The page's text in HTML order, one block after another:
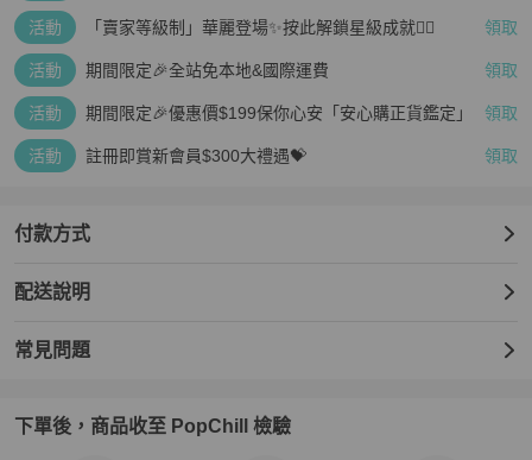
活動 「賣家等級制」華麗登場✨按此解鎖星級成就👆🏻 領取
活動 期間限定🎉全站免本地&國際運費 領取
活動 期間限定🎉優惠價$199保你心安「安心購正貨鑑定」 領取
活動 註冊即賞新會員$300大禮遇💝 領取
付款方式
配送說明
常見問題
下單後，商品收至 PopChill 檢驗